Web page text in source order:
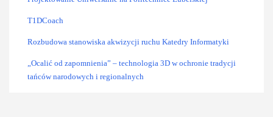
T1DCoach
Rozbudowa stanowiska akwizycji ruchu Katedry Informatyki
„Ocalić od zapomnienia” – technologia 3D w ochronie tradycji
tańców narodowych i regionalnych